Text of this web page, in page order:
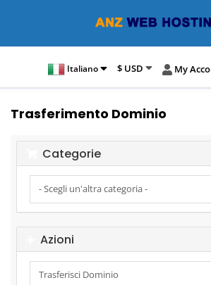
Italiano $ USD My
Trasferimento Dominio
Categorie
Azioni